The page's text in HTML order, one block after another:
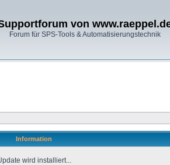
von
Forum für SPS-Tools & Automatisierungstechnik
Information
wird installiert...